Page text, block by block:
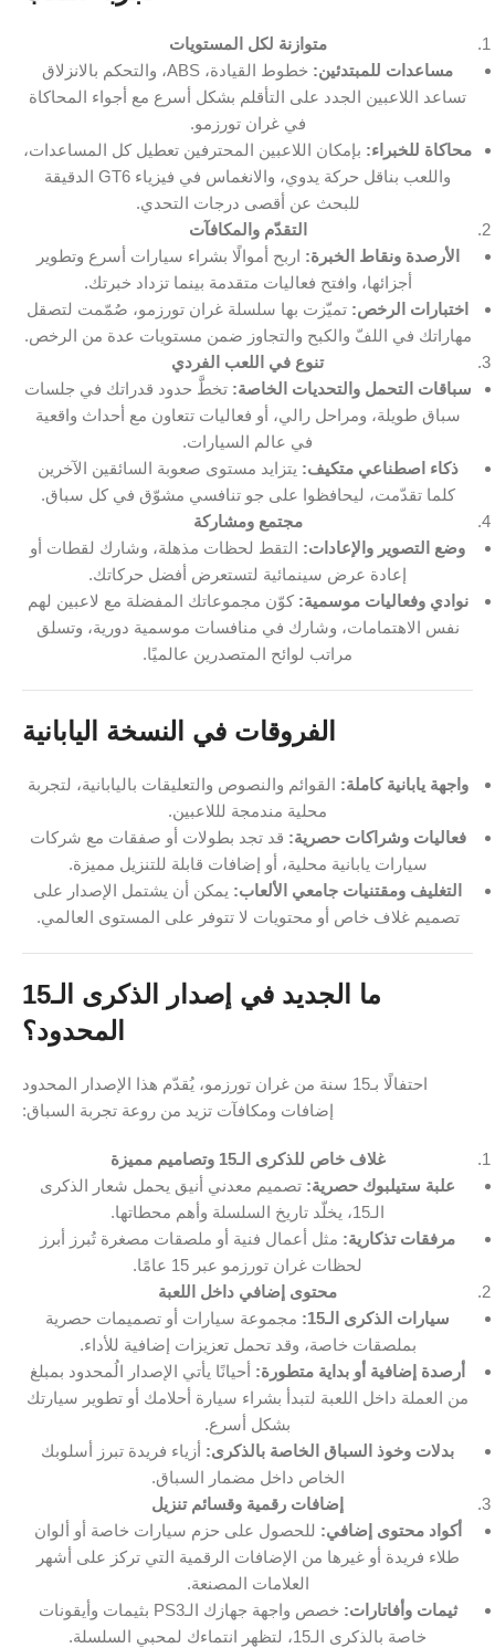
متوازنة لكل المستويات
مساعدات للمبتدئين:
خطوط القيادة، ABS، والتحكم بالانزلاق
تساعد اللاعبين الجدد على التأقلم بشكل أسرع مع أجواء المحاكاة
في غران تورزمو.
محاكاة للخبراء: بإمكان اللاعبين المحترفين تعطيل كل المساعدات،
واللعب بناقل حركة يدوي، والانغماس في فيزياء GT6 الدقيقة
للبحث عن أقصى درجات التحدي.
التقدّم والمكافآت
الأرصدة ونقاط الخبرة: اربح أموالًا بشراء سيارات أسرع وتطوير
أجزائها، وافتح فعاليات متقدمة بينما تزداد خبرتك.
اختبارات الرخص: تميّزت بها سلسلة غران تورزمو، صُمّمت لتصقل
مهاراتك في اللفّ والكبح والتجاوز ضمن مستويات عدة من الرخص.
تنوع في اللعب الفردي
سباقات التحمل والتحديات الخاصة: تخطَّ حدود قدراتك في جلسات
سباق طويلة، ومراحل رالي، أو فعاليات تتعاون مع أحداث واقعية
في عالم السيارات.
ذكاء اصطناعي متكيف: يتزايد مستوى صعوبة السائقين الآخرين
كلما تقدّمت، ليحافظوا على جو تنافسي مشوّق في كل سباق.
مجتمع ومشاركة
وضع التصوير والإعادات: التقط لحظات مذهلة، وشارك لقطات أو
إعادة عرض سينمائية لتستعرض أفضل حركاتك.
نوادي وفعاليات موسمية: كوّن مجموعاتك المفضلة مع لاعبين لهم
نفس الاهتمامات، وشارك في منافسات موسمية دورية، وتسلق
مراتب لوائح المتصدرين عالميًا.
الفروقات في النسخة اليابانية
واجهة يابانية كاملة: القوائم والنصوص والتعليقات باليابانية، لتجربة
محلية مندمجة لللاعبين.
فعاليات وشراكات حصرية: قد تجد بطولات أو صفقات مع شركات
سيارات يابانية محلية، أو إضافات قابلة للتنزيل مميزة.
التغليف ومقتنيات جامعي الألعاب: يمكن أن يشتمل الإصدار على
تصميم غلاف خاص أو محتويات لا تتوفر على المستوى العالمي.
ما الجديد في إصدار الذكرى الـ15
المحدود؟
احتفالًا بـ15 سنة من غران تورزمو، يُقدّم هذا الإصدار المحدود
إضافات ومكافآت تزيد من روعة تجربة السباق:
غلاف خاص للذكرى الـ15 وتصاميم مميزة
علبة ستيلبوك حصرية: تصميم معدني أنيق يحمل شعار الذكرى
الـ15، يخلّد تاريخ السلسلة وأهم محطاتها.
مرفقات تذكارية: مثل أعمال فنية أو ملصقات مصغرة تُبرز أبرز
لحظات غران تورزمو عبر 15 عامًا.
محتوى إضافي داخل اللعبة
سيارات الذكرى الـ15:
مجموعة سيارات أو تصميمات حصرية
بملصقات خاصة، وقد تحمل تعزيزات إضافية للأداء.
أرصدة إضافية أو بداية متطورة: أحيانًا يأتي الإصدار الُمحدود بمبلغ
من العملة داخل اللعبة لتبدأ بشراء سيارة أحلامك أو تطوير سيارتك
بشكل أسرع.
بدلات وخوذ السباق الخاصة بالذكرى: أزياء فريدة تبرز أسلوبك
الخاص داخل مضمار السباق.
إضافات رقمية وقسائم تنزيل
أكواد محتوى إضافي: للحصول على حزم سيارات خاصة أو ألوان
طلاء فريدة أو غيرها من الإضافات الرقمية التي تركز على أشهر
العلامات المصنعة.
ثيمات وأفاتارات:
خصص واجهة جهازك الـPS3 بثيمات وأيقونات
خاصة بالذكرى الـ15، لتظهر انتماءك لمحبي السلسلة.